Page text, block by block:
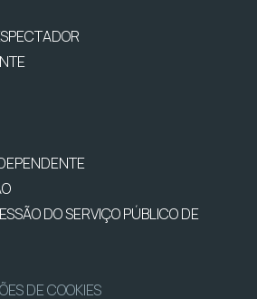
DO SERVIÇO PÚBLICO DE
DE COOKIES